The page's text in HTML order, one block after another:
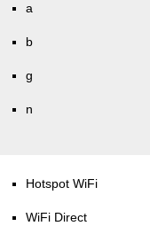
a
b
g
n
Hotspot WiFi
WiFi Direct